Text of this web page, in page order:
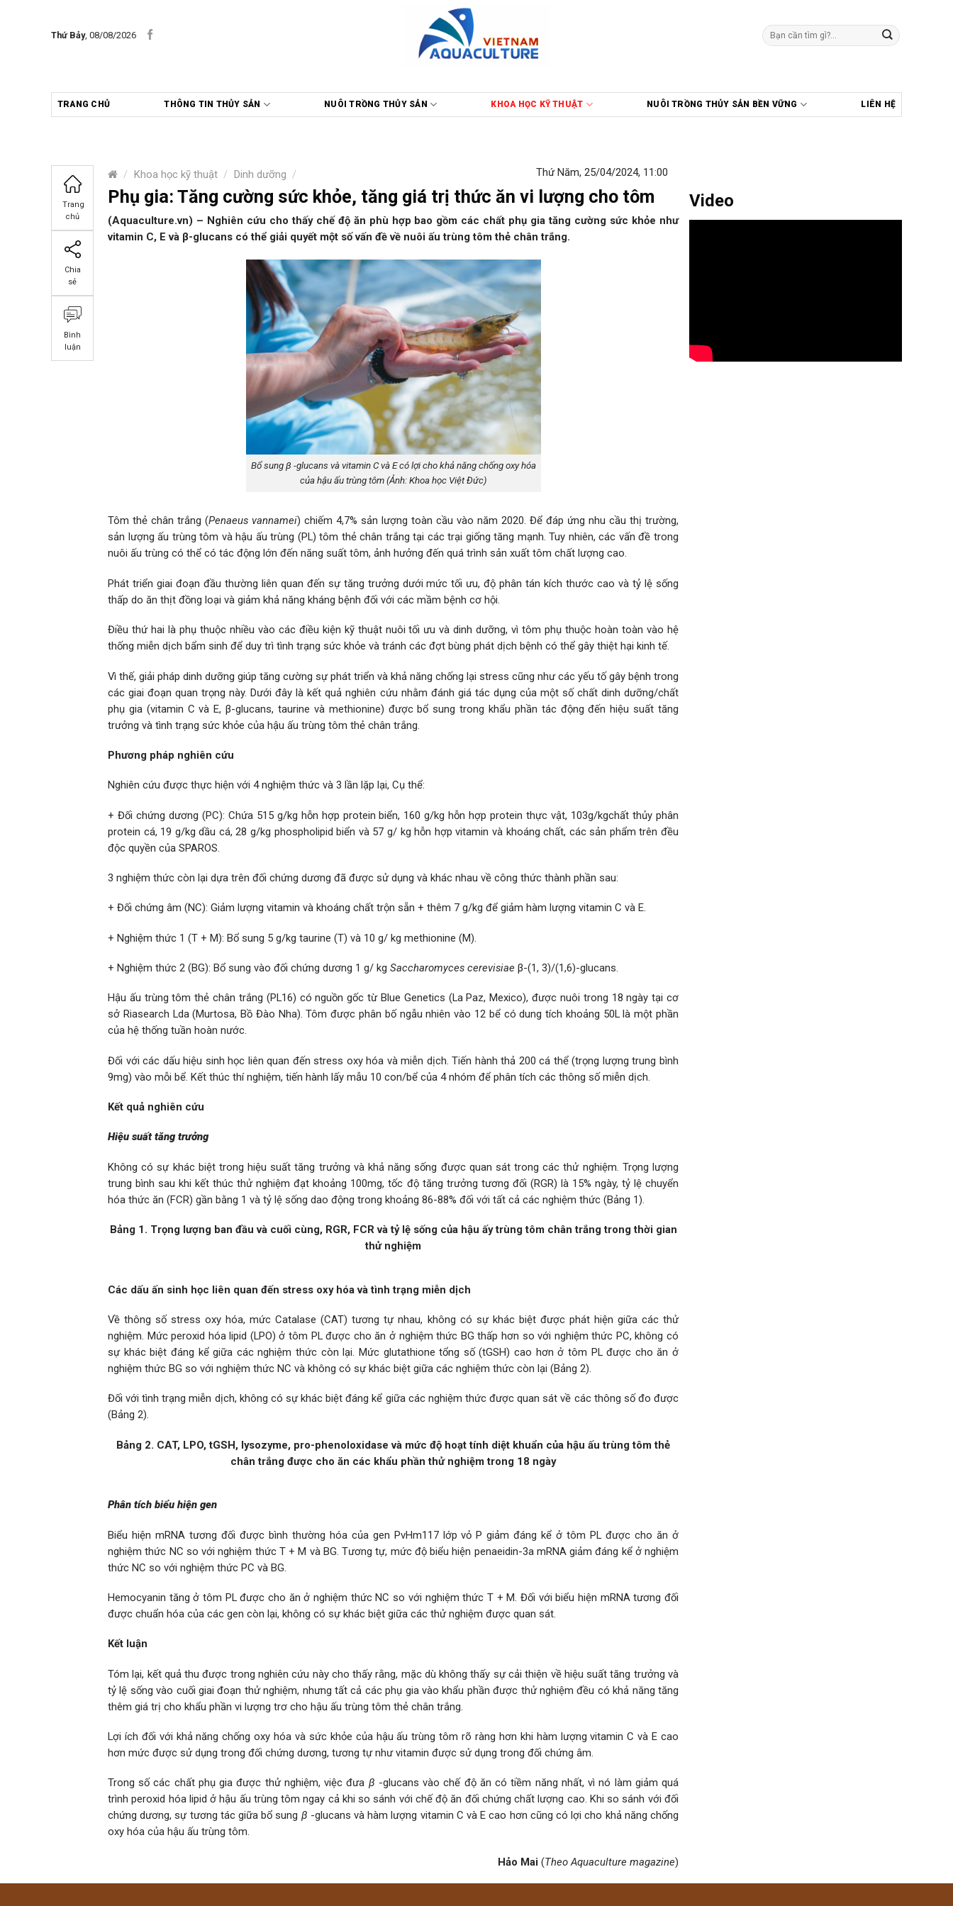
Thứ Bảy, 08/08/2026
Tìm
kiếm:
TRANG CHỦ THÔNG TIN THỦY SẢN NUÔI TRỒNG THỦY SẢN KHOA HỌC KỸ THUẬT NUÔI TRỒNG THỦY SẢN BỀN VỮNG LIÊN HỆ
/ Khoa học kỹ thuật / Dinh dưỡng /
Trang
chủ
Chia
sẻ
Bình
luận
Thứ Năm, 25/04/2024, 11:00
Phụ gia: Tăng cường sức khỏe, tăng giá trị thức ăn vi lượng cho tôm
(Aquaculture.vn) – Nghiên cứu cho thấy chế độ ăn phù hợp bao gồm các chất phụ gia tăng cường sức khỏe như
vitamin C, E và β-glucans có thể giải quyết một số vấn đề về nuôi ấu trùng tôm thẻ chân trắng.
Bổ sung β -glucans và vitamin C và E có lợi cho khả năng chống oxy hóa
của hậu ấu trùng tôm (Ảnh: Khoa học Việt Đức)
Tôm thẻ chân trắng (Penaeus vannamei) chiếm 4,7% sản lượng toàn cầu vào năm 2020. Để đáp ứng nhu cầu thị trường,
sản lượng ấu trùng tôm và hậu ấu trùng (PL) tôm thẻ chân trắng tại các trại giống tăng mạnh. Tuy nhiên, các vấn đề trong
nuôi ấu trùng có thể có tác động lớn đến năng suất tôm, ảnh hưởng đến quá trình sản xuất tôm chất lượng cao.
Phát triển giai đoạn đầu thường liên quan đến sự tăng trưởng dưới mức tối ưu, độ phân tán kích thước cao và tỷ lệ sống
thấp do ăn thịt đồng loại và giảm khả năng kháng bệnh đối với các mầm bệnh cơ hội.
Điều thứ hai là phụ thuộc nhiều vào các điều kiện kỹ thuật nuôi tối ưu và dinh dưỡng, vì tôm phụ thuộc hoàn toàn vào hệ
thống miễn dịch bẩm sinh để duy trì tình trạng sức khỏe và tránh các đợt bùng phát dịch bệnh có thể gây thiệt hại kinh tế.
Vì thế, giải pháp dinh dưỡng giúp tăng cường sự phát triển và khả năng chống lại stress cũng như các yếu tố gây bệnh trong
các giai đoạn quan trọng này. Dưới đây là kết quả nghiên cứu nhằm đánh giá tác dụng của một số chất dinh dưỡng/chất
phụ gia (vitamin C và E, β-glucans, taurine và methionine) được bổ sung trong khẩu phần tác động đến hiệu suất tăng
trưởng và tình trạng sức khỏe của hậu ấu trùng tôm thẻ chân trắng.
Phương pháp nghiên cứu
Nghiên cứu được thực hiện với 4 nghiệm thức và 3 lần lặp lại, Cụ thể:
+ Đối chứng dương (PC): Chứa 515 g/kg hỗn hợp protein biển, 160 g/kg hỗn hợp protein thực vật, 103g/kgchất thủy phân
protein cá, 19 g/kg dầu cá, 28 g/kg phospholipid biển và 57 g/ kg hỗn hợp vitamin và khoáng chất, các sản phẩm trên đều
độc quyền của SPAROS.
3 nghiệm thức còn lại dựa trên đối chứng dương đã được sử dụng và khác nhau về công thức thành phần sau:
+ Đối chứng âm (NC): Giảm lượng vitamin và khoáng chất trộn sẵn + thêm 7 g/kg để giảm hàm lượng vitamin C và E.
+ Nghiệm thức 1 (T + M): Bổ sung 5 g/kg taurine (T) và 10 g/ kg methionine (M).
+ Nghiệm thức 2 (BG): Bổ sung vào đối chứng dương 1 g/ kg Saccharomyces cerevisiae β-(1, 3)/(1,6)-glucans.
Hậu ấu trùng tôm thẻ chân trắng (PL16) có nguồn gốc từ Blue Genetics (La Paz, Mexico), được nuôi trong 18 ngày tại cơ
sở Riasearch Lda (Murtosa, Bồ Đào Nha). Tôm được phân bố ngẫu nhiên vào 12 bể có dung tích khoảng 50L là một phần
của hệ thống tuần hoàn nước.
Đối với các dấu hiệu sinh học liên quan đến stress oxy hóa và miễn dịch. Tiến hành thả 200 cá thể (trọng lượng trung bình
9mg) vào mỗi bể. Kết thúc thí nghiệm, tiến hành lấy mẫu 10 con/bể của 4 nhóm để phân tích các thông số miễn dịch.
Kết quả nghiên cứu
Hiệu suất tăng trưởng
Không có sự khác biệt trong hiệu suất tăng trưởng và khả năng sống được quan sát trong các thử nghiệm. Trọng lượng
trung bình sau khi kết thúc thử nghiệm đạt khoảng 100mg, tốc độ tăng trưởng tương đối (RGR) là 15% ngày, tỷ lệ chuyển
hóa thức ăn (FCR) gần bằng 1 và tỷ lệ sống dao động trong khoảng 86-88% đối với tất cả các nghiệm thức (Bảng 1).
Bảng 1. Trọng lượng ban đầu và cuối cùng, RGR, FCR và tỷ lệ sống của hậu ấy trùng tôm chân trắng trong thời gian
thử nghiệm
Các dấu ấn sinh học liên quan đến stress oxy hóa và tình trạng miễn dịch
Về thông số stress oxy hóa, mức Catalase (CAT) tương tự nhau, không có sự khác biệt được phát hiện giữa các thử
nghiệm. Mức peroxid hóa lipid (LPO) ở tôm PL được cho ăn ở nghiệm thức BG thấp hơn so với nghiệm thức PC, không có
sự khác biệt đáng kể giữa các nghiệm thức còn lại. Mức glutathione tổng số (tGSH) cao hơn ở tôm PL được cho ăn ở
nghiệm thức BG so với nghiệm thức NC và không có sự khác biệt giữa các nghiệm thức còn lại (Bảng 2).
Đối với tình trạng miễn dịch, không có sự khác biệt đáng kể giữa các nghiệm thức được quan sát về các thông số đo được
(Bảng 2).
Bảng 2. CAT, LPO, tGSH, lysozyme, pro-phenoloxidase và mức độ hoạt tính diệt khuẩn của hậu ấu trùng tôm thẻ
chân trắng được cho ăn các khẩu phần thử nghiệm trong 18 ngày
Phân tích biểu hiện gen
Biểu hiện mRNA tương đối được bình thường hóa của gen PvHm117 lớp vỏ P giảm đáng kể ở tôm PL được cho ăn ở
nghiệm thức NC so với nghiệm thức T + M và BG. Tương tự, mức độ biểu hiện penaeidin-3a mRNA giảm đáng kể ở nghiệm
thức NC so với nghiệm thức PC và BG.
Hemocyanin tăng ở tôm PL được cho ăn ở nghiệm thức NC so với nghiệm thức T + M. Đối với biểu hiện mRNA tương đối
được chuẩn hóa của các gen còn lại, không có sự khác biệt giữa các thử nghiệm được quan sát.
Kết luận
Tóm lại, kết quả thu được trong nghiên cứu này cho thấy rằng, mặc dù không thấy sự cải thiện về hiệu suất tăng trưởng và
tỷ lệ sống vào cuối giai đoạn thử nghiệm, nhưng tất cả các phụ gia vào khẩu phần được thử nghiệm đều có khả năng tăng
thêm giá trị cho khẩu phần vi lượng trơ cho hậu ấu trùng tôm thẻ chân trắng.
Lợi ích đối với khả năng chống oxy hóa và sức khỏe của hậu ấu trùng tôm rõ ràng hơn khi hàm lượng vitamin C và E cao
hơn mức được sử dụng trong đối chứng dương, tương tự như vitamin được sử dụng trong đối chứng âm.
Trong số các chất phụ gia được thử nghiệm, việc đưa β -glucans vào chế độ ăn có tiềm năng nhất, vì nó làm giảm quá
trình peroxid hóa lipid ở hậu ấu trùng tôm ngay cả khi so sánh với chế độ ăn đối chứng chất lượng cao. Khi so sánh với đối
chứng dương, sự tương tác giữa bổ sung β -glucans và hàm lượng vitamin C và E cao hơn cũng có lợi cho khả năng chống
oxy hóa của hậu ấu trùng tôm.
Hảo Mai (Theo Aquaculture magazine)
Video